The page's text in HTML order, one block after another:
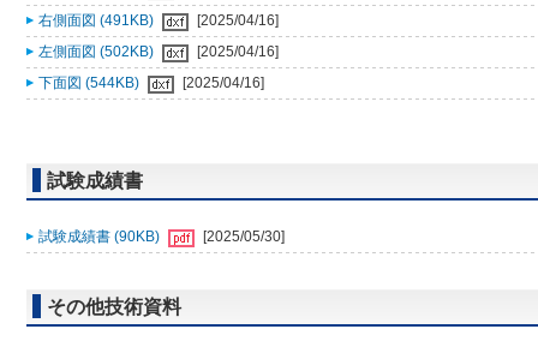
右側面図 (491KB)
[2025/04/16]
左側面図 (502KB)
[2025/04/16]
下面図 (544KB)
[2025/04/16]
試験成績書
試験成績書 (90KB) [2025/05/30]
その他技術資料